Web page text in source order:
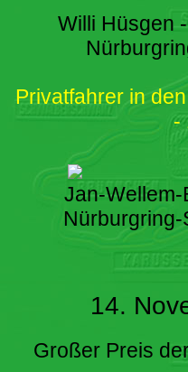
Willi Hüsgen
Privatfahrer in
-
Jan-
14.
Großer Preis